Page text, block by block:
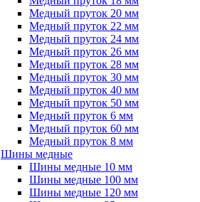
Медный пруток 20 мм
Медный пруток 22 мм
Медный пруток 24 мм
Медный пруток 26 мм
Медный пруток 28 мм
Медный пруток 30 мм
Медный пруток 40 мм
Медный пруток 50 мм
Медный пруток 6 мм
Медный пруток 60 мм
Медный пруток 8 мм
Шины медные
Шины медные 10 мм
Шины медные 100 мм
Шины медные 120 мм